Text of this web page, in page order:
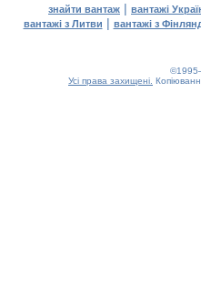
знайти вантаж | вантажі
вантажі з Литви | вантажі з
Усі права захищені.